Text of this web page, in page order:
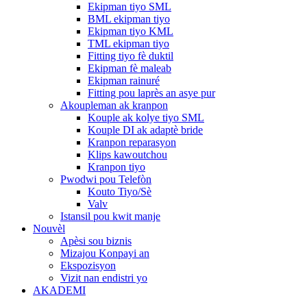
Ekipman tiyo SML
BML ekipman tiyo
Ekipman tiyo KML
TML ekipman tiyo
Fitting tiyo fè duktil
Ekipman fè maleab
Ekipman rainuré
Fitting pou laprès an asye pur
Akoupleman ak kranpon
Kouple ak kolye tiyo SML
Kouple DI ak adaptè bride
Kranpon reparasyon
Klips kawoutchou
Kranpon tiyo
Pwodwi pou Telefòn
Kouto Tiyo/Sè
Valv
Istansil pou kwit manje
Nouvèl
Apèsi sou biznis
Mizajou Konpayi an
Ekspozisyon
Vizit nan endistri yo
AKADEMI